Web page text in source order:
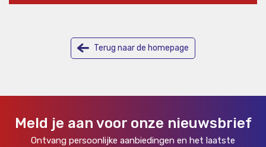
Terug naar de homepage
Meld je aan voor onze nieuwsbrief
Ontvang persoonlijke aanbiedingen en het laatste